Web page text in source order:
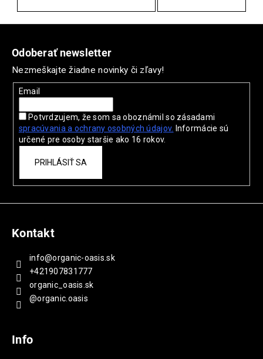
Odoberať newsletter
Nezmeškajte žiadne novinky či zľavy!
Email
Potvrdzujem, že som sa oboznámil so zásadami
spracúvania a ochrany osobných údajov. Informácie sú
určené pre osoby staršie ako 16 rokov.
PRIHLÁSIŤ SA
Kontakt
info@organic-oasis.sk
+421907831777
organic_oasis.sk
@organic.oasis
Info